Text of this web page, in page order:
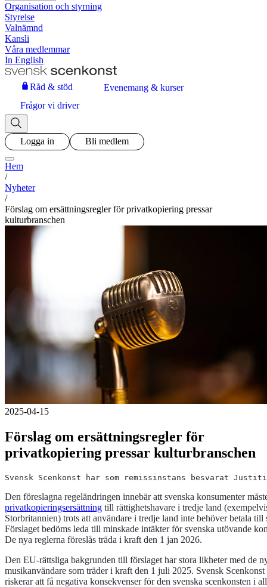
Organisation och styrning
Styrelse
Valnämnd
Kansli
Våra medlemmar
In English
Råd & stöd
Evenemang & kurser
Frågor vi driver
Logga in Bli medlem
Hem
/
Nyheter
/
Förslag om ersättningsregler för privatkopiering pressar
kulturbranschen
2025-04-15
Förslag om ersättningsregler för
privatkopiering pressar kulturbranschen
Svensk Scenkonst har som remissinstans besvarat
Den föreslagna regeländringen innebär att svenska konsumenter
privatkopieringsersättning till rättighetshavare i tredje land
Storbritannien) trots att användare i tredje land inte behöver betala till
Förslaget bedöms leda till minskade intäkter för svenska utövande
De nya reglerna föreslås träda i kraft den 1 jan 2026.
Den EU-rättsliga bakgrunden till förslaget har stora likheter med de
musikanvändare som träder i kraft den 1 juli 2025. Svensk Scenkonst
riskerar att få negativa konsekvenser för den svenska scenkonsten i